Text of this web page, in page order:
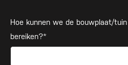
Hoe kunnen we de bouwplaat/
bereiken?*